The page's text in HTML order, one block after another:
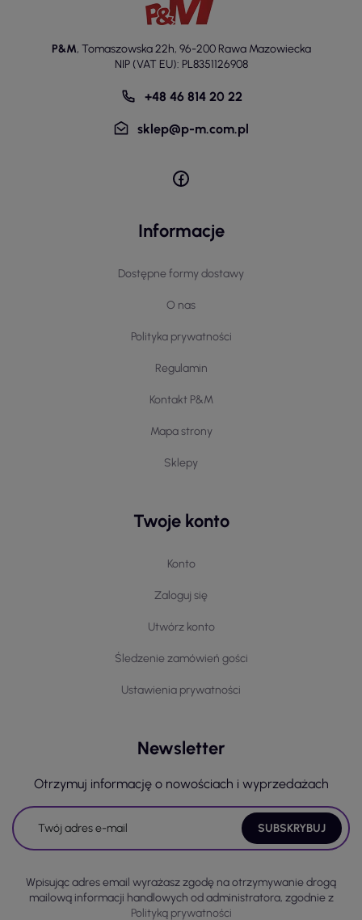
P&M, Tomaszowska 22h, 96-200 Rawa Mazowiecka
NIP (VAT EU): PL8351126908
+48 46 814 20 22
sklep@p-m.com.pl
Informacje
Dostępne formy dostawy
O nas
Polityka prywatności
Regulamin
Kontakt P&M
Mapa strony
Sklepy
Twoje konto
Konto
Zaloguj się
Utwórz konto
Śledzenie zamówień gości
Ustawienia prywatności
Newsletter
Otrzymuj informację o nowościach i wyprzedażach
Wpisując adres email wyrażasz zgodę na otrzymywanie drogą
mailową informacji handlowych od administratora, zgodnie z
Polityką prywatności